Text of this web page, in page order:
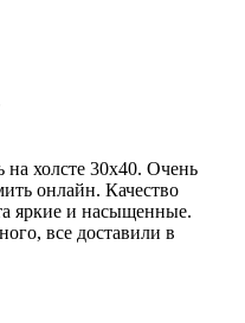
на холсте 30х40. Очень
онлайн. Качество
яркие и насыщенные.
все доставили в